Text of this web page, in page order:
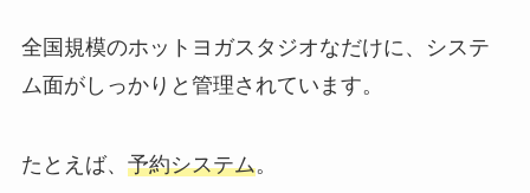
全国規模のホットヨガスタジオなだけに、システ
ム面がしっかりと管理されています。
たとえば、 予約システム。